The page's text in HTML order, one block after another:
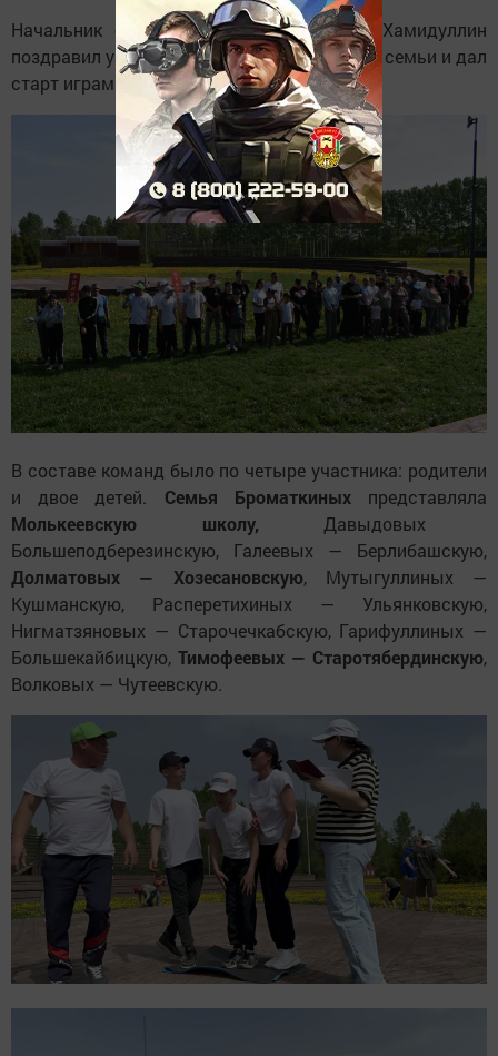
Начальник отдела образования Ильмас Хамидуллин
поздравил участников со Всемирным днем семьи и дал
старт играм.
В составе команд было по четыре участника: родители
и двое детей. Семья Броматкиных представляла
Молькеевскую школу, Давыдовых
Большеподберезинскую, Галеевых — Берлибашскую,
Долматовых — Хозесановскую, Мутыгуллиных —
Кушманскую, Расперетихиных — Ульянковскую,
Нигматзяновых — Старочечкабскую, Гарифуллиных —
Большекайбицкую, Тимофеевых — Старотябердинскую,
Волковых — Чутеевскую.